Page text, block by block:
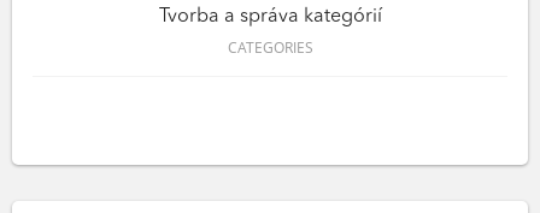
Tvorba a správa kategórií
CATEGORIES